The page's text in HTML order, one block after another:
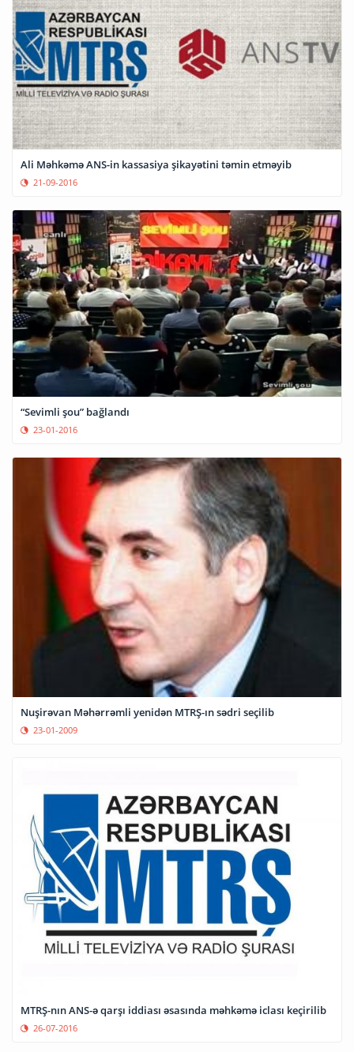
Ali Məhkəmə ANS-in kassasiya şikayətini təmin etməyib
21-09-2016
“Sevimli şou” bağlandı
23-01-2016
Nuşirəvan Məhərrəmli yenidən MTRŞ-ın sədri seçilib
23-01-2009
MTRŞ-nın ANS-ə qarşı iddiası əsasında məhkəmə iclası keçirilib
26-07-2016